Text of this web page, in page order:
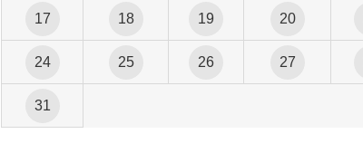
17 18 19 20
24 25 26 27
31